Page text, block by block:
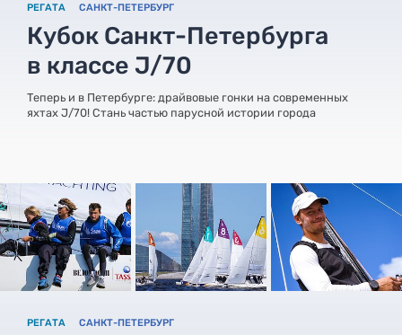
РЕГАТА САНКТ-ПЕТЕРБУРГ
Кубок Санкт-Петербурга
в классе J/70
Теперь и в Петербурге: драйвовые гонки на современных
яхтах J/70! Стань частью парусной истории города
РЕГАТА САНКТ-ПЕТЕРБУРГ